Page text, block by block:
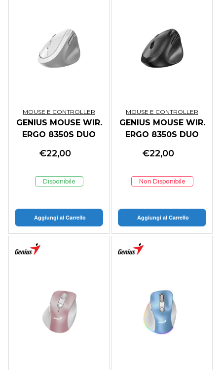
MOUSE E CONTROLLER
GENIUS MOUSE WIR.
ERGO 8350S DUO
+2.4Ghz) AI
WHITE
€22,00
Disponibile
Aggiungi al Carrello
MOUSE E CONTROLLER
GENIUS MOUSE WIR.
ERGO 8350S DUO
+2.4Ghz) AI
€22,00
Non Disponibile
Aggiungi al Carrello